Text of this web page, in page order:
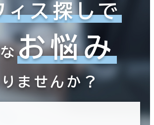
ィス探しで
お悩み
りませんか？